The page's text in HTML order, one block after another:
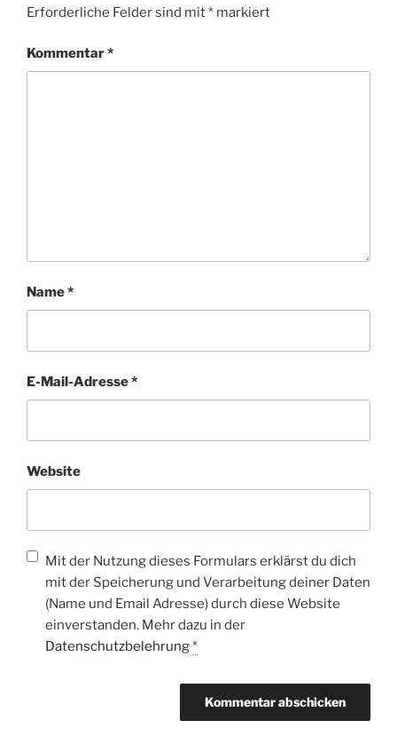
Erforderliche Felder sind mit* markiert
Kommentar*
Name*
E-Mail-Adresse*
Website
Mit der Nutzung dieses Formulars erklärst du dich
mit der Speicherung und Verarbeitung deiner Daten
(Name und Email Adresse) durch diese Website
einverstanden. Mehr dazu in der
Datenschutzbelehrung*